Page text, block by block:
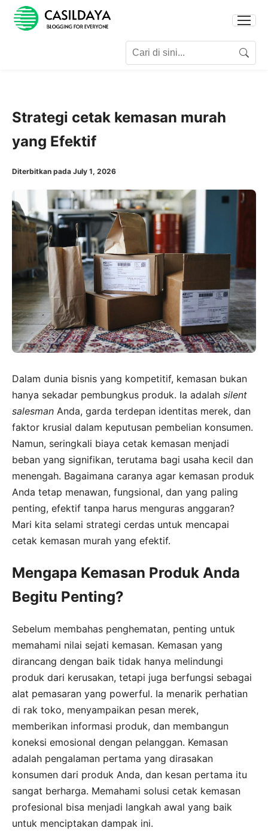
Search
Strategi cetak kemasan murah
yang Efektif
Diterbitkan pada July 1, 2026
Dalam dunia bisnis yang kompetitif, kemasan bukan
hanya sekadar pembungkus produk. Ia adalah silent
salesman Anda, garda terdepan identitas merek, dan
faktor krusial dalam keputusan pembelian konsumen.
Namun, seringkali biaya cetak kemasan menjadi
beban yang signifikan, terutama bagi usaha kecil dan
menengah. Bagaimana caranya agar kemasan produk
Anda tetap menawan, fungsional, dan yang paling
penting, efektif tanpa harus menguras anggaran?
Mari kita selami strategi cerdas untuk mencapai
cetak kemasan murah yang efektif.
Mengapa Kemasan Produk Anda
Begitu Penting?
Sebelum membahas penghematan, penting untuk
memahami nilai sejati kemasan. Kemasan yang
dirancang dengan baik tidak hanya melindungi
produk dari kerusakan, tetapi juga berfungsi sebagai
alat pemasaran yang powerful. Ia menarik perhatian
di rak toko, menyampaikan pesan merek,
memberikan informasi produk, dan membangun
koneksi emosional dengan pelanggan. Kemasan
adalah pengalaman pertama yang dirasakan
konsumen dari produk Anda, dan kesan pertama itu
sangat berharga. Memahami solusi cetak kemasan
profesional bisa menjadi langkah awal yang baik
untuk menciptakan dampak ini.